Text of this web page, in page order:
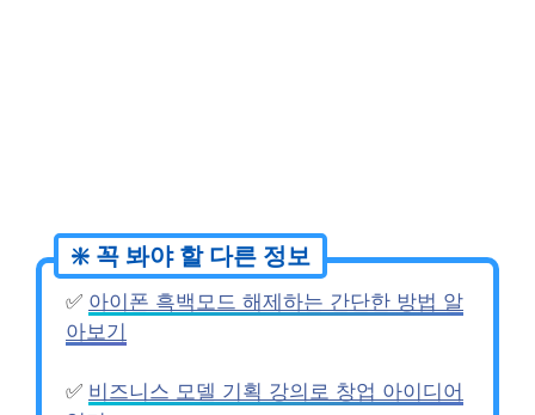
✅ 아이폰 흑백모드 해제하는 간단한 방법 알
아보기
✅ 비즈니스 모델 기획 강의로 창업 아이디어